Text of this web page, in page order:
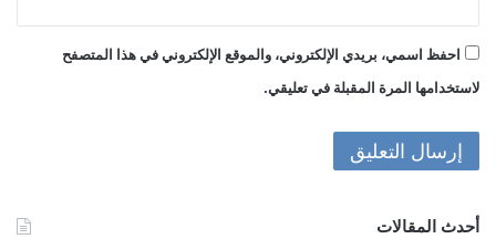
احفظ اسمي، بريدي الإلكتروني، والموقع الإلكتروني في هذا المتصفح
لاستخدامها المرة المقبلة في تعليقي.
أحدث المقالات